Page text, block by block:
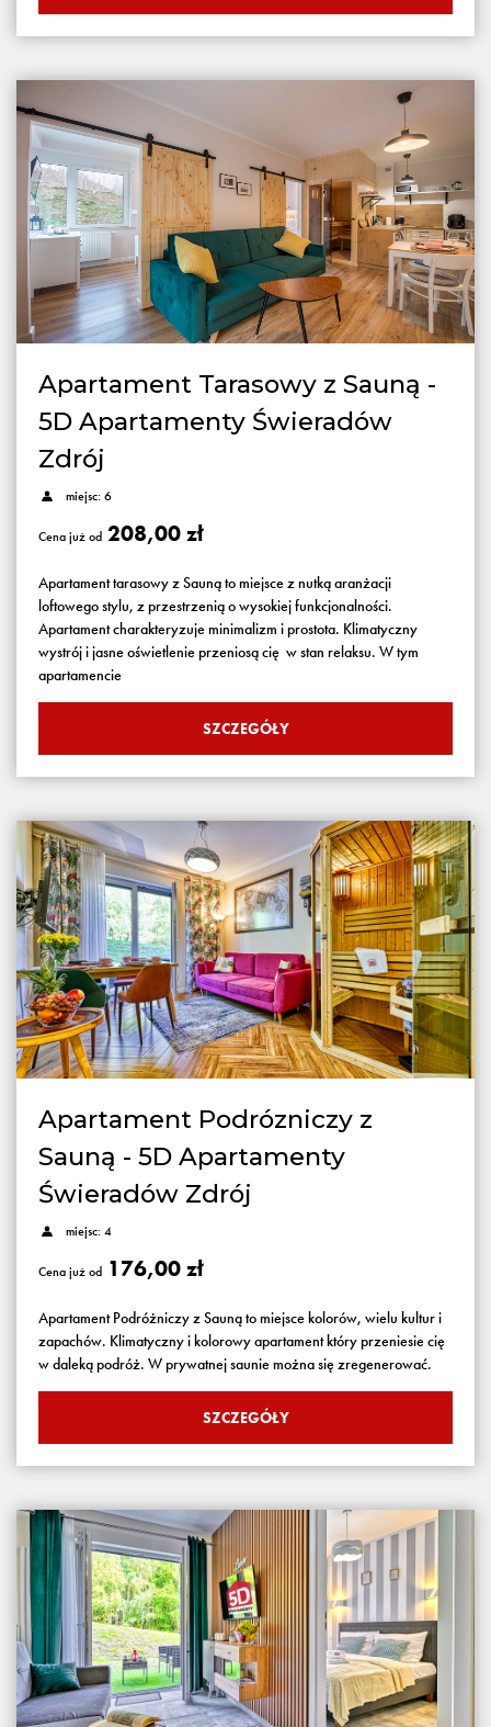
Apartament Tarasowy z Sauną -
5D Apartamenty Świeradów
Zdrój
miejsc: 6
Cena już od 208,00 zł
Apartament tarasowy z Sauną to miejsce z nutką aranżacji
loftowego stylu, z przestrzenią o wysokiej funkcjonalności.
Apartament charakteryzuje minimalizm i prostota. Klimatyczny
wystrój i jasne oświetlenie przeniosą cię w stan relaksu. W tym
apartamencie
SZCZEGÓŁY
Apartament Podrózniczy z
Sauną - 5D Apartamenty
Świeradów Zdrój
miejsc: 4
Cena już od 176,00 zł
Apartament Podróżniczy z Sauną to miejsce kolorów, wielu kultur i
zapachów. Klimatyczny i kolorowy apartament który przeniesie cię
w daleką podróż. W prywatnej saunie można się zregenerować.
SZCZEGÓŁY